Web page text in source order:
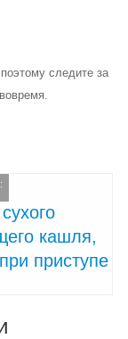
следите за
кашля,
приступе